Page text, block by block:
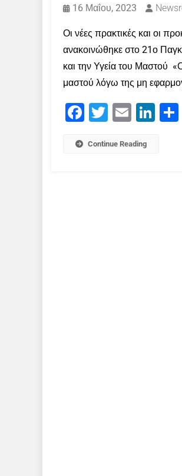
16 Μαΐου, 2023
Οι νέες πρακτικές και οι
ανακοινώθηκε στο 21ο
και την Υγεία του Μαστού
μαστού λόγω της μη
Facebook
Twitter Email
Continue Reading